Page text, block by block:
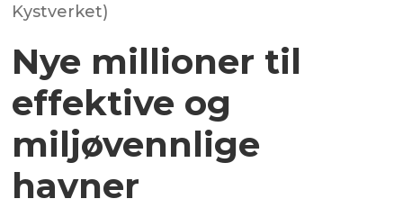
Kystverket)
Nye millioner til
effektive og
miljøvennlige
havner